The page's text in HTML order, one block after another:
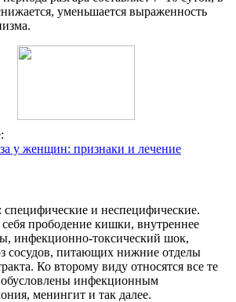
уменьшается выраженность
у женщин: признаки и лечение
специфические и неспецифические.
прободение кишки, внутреннее
инфекционно-токсический шок,
сосудов, питающих нижние отделы
Ко второму виду относятся все те
обусловлены инфекционным
менингит и так далее.